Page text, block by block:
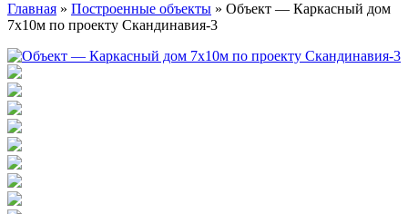
Главная » Построенные объекты » Объект — Каркасный дом
7х10м по проекту Скандинавия-3